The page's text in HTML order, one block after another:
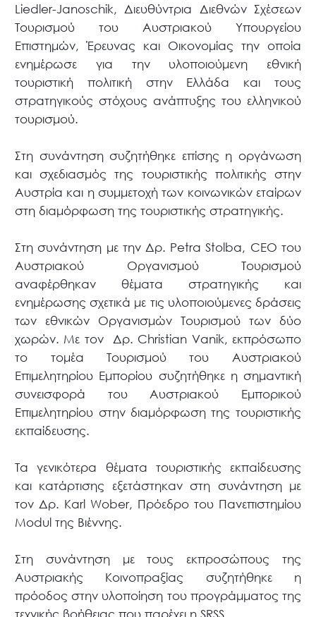
Liedler-Janoschik, Διευθύντρια Διεθνών Σχέσεων
Τουρισμού του Αυστριακού Υπουργείου
Επιστημών, Έρευνας και Οικονομίας την οποία
ενημέρωσε για την υλοποιούμενη εθνική
τουριστική πολιτική στην Ελλάδα και τους
στρατηγικούς στόχους ανάπτυξης του ελληνικού
τουρισμού.
Στη συνάντηση συζητήθηκε επίσης η οργάνωση
και σχεδιασμός της τουριστικής πολιτικής στην
Αυστρία και η συμμετοχή των κοινωνικών εταίρων
στη διαμόρφωση της τουριστικής στρατηγικής.
Στη συνάντηση με την Δρ. Petra Stolba, CEO του
Αυστριακού Οργανισμού Τουρισμού
αναφέρθηκαν θέματα στρατηγικής και
ενημέρωσης σχετικά με τις υλοποιούμενες δράσεις
των εθνικών Οργανισμών Τουρισμού των δύο
χωρών. Με τον Δρ. Christian Vanik, εκπρόσωπο
το τομέα Τουρισμού του Αυστριακού
Επιμελητηρίου Εμπορίου συζητήθηκε η σημαντική
συνεισφορά του Αυστριακού Εμπορικού
Επιμελητηρίου στην διαμόρφωση της τουριστικής
εκπαίδευσης.
Τα γενικότερα θέματα τουριστικής εκπαίδευσης
και κατάρτισης εξετάστηκαν στη συνάντηση με
τον Δρ. Karl Wober, Πρόεδρο του Πανεπιστημίου
Modul της Βιέννης.
Στη συνάντηση με τους εκπροσώπους της
Αυστριακής Κοινοπραξίας συζητήθηκε η
πρόοδος στην υλοποίηση του προγράμματος της
τεχνικής βοήθειας που παρέχει η SRSS.